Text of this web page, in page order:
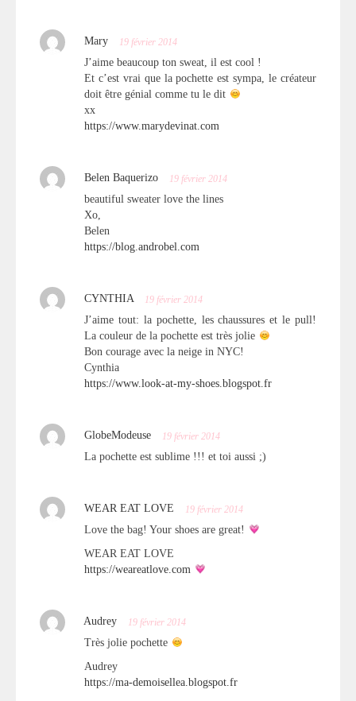
Mary 19 février 2014
J’aime beaucoup ton sweat, il est cool !
Et c’est vrai que la pochette est sympa, le créateur
doit être génial comme tu le dit
xx
https://www.marydevinat.com
Belen Baquerizo 19 février 2014
beautiful sweater love the lines
Xo,
Belen
https://blog.androbel.com
CYNTHIA 19 février 2014
J’aime tout: la pochette, les chaussures et le pull!
La couleur de la pochette est très jolie
Bon courage avec la neige in NYC!
Cynthia
https://www.look-at-my-shoes.blogspot.fr
GlobeModeuse 19 février 2014
La pochette est sublime !!! et toi aussi ;)
WEAR EAT LOVE 19 février 2014
Love the bag! Your shoes are great!
WEAR EAT LOVE
https://weareatlove.com
Audrey 19 février 2014
Très jolie pochette
Audrey
https://ma-demoisellea.blogspot.fr